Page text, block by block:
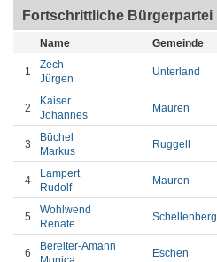
Fortschrittliche Bürgerpartei
Name Gemeinde
1
Zech
Jürgen
Unterland
2
Kaiser
Johannes
Mauren
3
Büchel
Markus
Ruggell
4
Lampert
Rudolf
Mauren
5
Wohlwend
Renate
Schellenberg
6
Bereiter-Amann
Eschen